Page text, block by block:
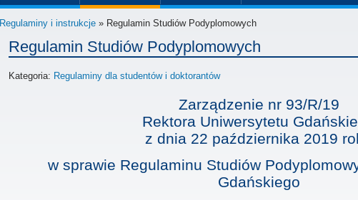
»
»
»
Regulaminy i instrukcje » Regulamin Studiów Podyplomowych
Regulamin Studiów Podyplomowych
Kategoria: Regulaminy dla studentów i doktorantów
Zarządzenie nr 93/R/19
Rektora Uniwersytetu
z dnia 22 października 2019
w sprawie Regulaminu Studiów
Gdańskiego